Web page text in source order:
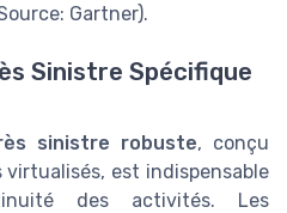
Gartner).
Sinistre Spécifique
sinistre robuste, conçu
est indispensable
des activités. Les